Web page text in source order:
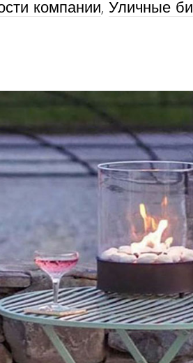
компании, Уличные